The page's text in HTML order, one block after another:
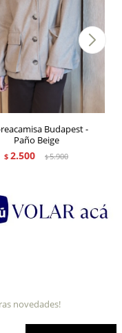
Budapest -
Paño Beige
$ 2.500 $5.900
novedades!